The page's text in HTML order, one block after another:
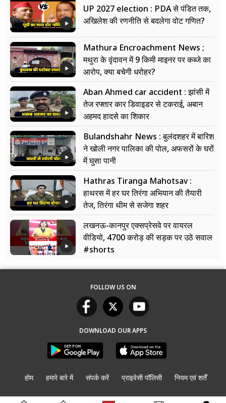
UP 2027 election : PDA से पंडित तक,
अखिलेश की रणनीति से बदलेगा वोट गणित?
Mathura Encroachment News ;
मथुरा के वृंदावन में 9 किमी माइनर पर कब्जे का
आरोप, क्या बचेगी धरोहर?
Aban Ahmed car accident : झांसी में
तेज रफ्तार कार डिवाइडर से टकराई, अबान
अहमद हादसे का शिकार
Bulandshahr News : बुलंदशहर में बारिश
ने खोली नगर पालिका की पोल, अफसरों के घरों
में घुसा पानी
Hathras Tiranga Mahotsav :
हाथरस में हर घर तिरंगा अभियान की तैयारी
तेज, तिरंगा थीम से सजेगा शहर
लखनऊ-कानपुर एक्सप्रेसवे पर वायरल
वीडियो, 4700 करोड़ की सड़क पर उठे सवाल
#shorts
FOLLOW US ON
DOWNLOAD OUR APPS
होम हमारे बारे में संपर्क करें प्राइवेसी पॉलिसी नियम एवं शर्तें